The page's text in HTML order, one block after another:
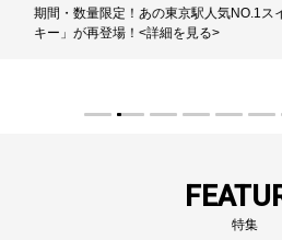
期間・数量限定！あの東京駅人気NO.1ス
キー」が再登場！<詳細を見る>
特集